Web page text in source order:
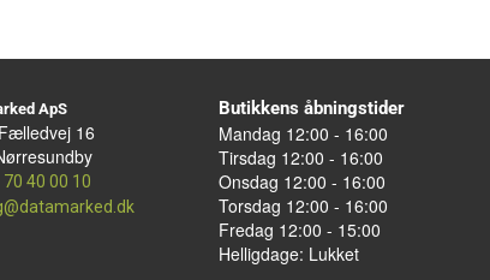
ApS
16
70 40 00 10
Butikkens åbningstider
Mandag 12:00 - 16:00
Tirsdag 12:00 - 16:00
Onsdag 12:00 - 16:00
Torsdag 12:00 - 16:00
Fredag 12:00 - 15:00
Helligdage: Lukket